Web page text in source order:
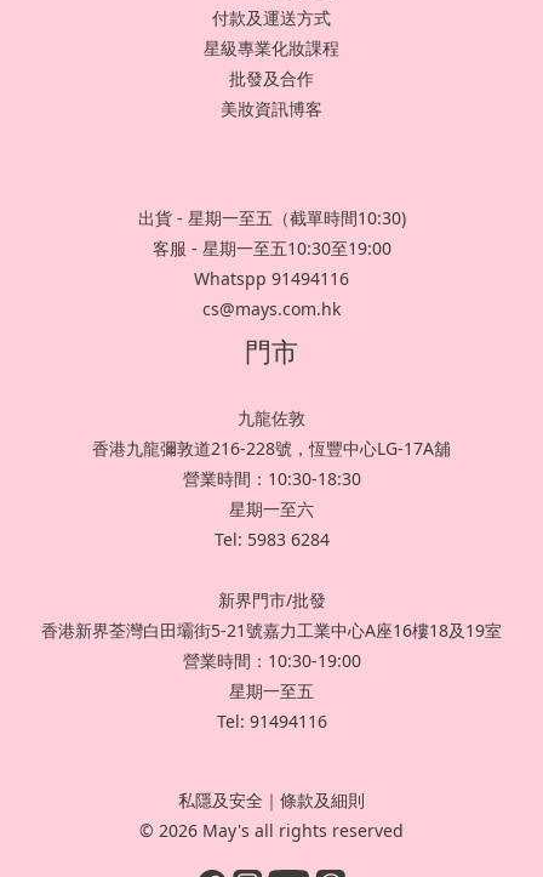
付款及運送方式
星級專業化妝課程
批發及合作
美妝資訊博客
出貨 - 星期一至五（截單時間10:30)
客服 - 星期一至五10:30至19:00
Whatspp 91494116
cs@mays.com.hk
門市
九龍佐敦
香港九龍彌敦道216-228號，恆豐中心LG-17A舖
營業時間：10:30-18:30
星期一至六
Tel: 5983 6284
新界門市/批發
香港新界荃灣白田壩街5-21號嘉力工業中心A座16樓18及19室
營業時間：10:30-19:00
星期一至五
Tel: 91494116
私隱及安全 ｜ 條款及細則
© 2026 May's all rights reserved